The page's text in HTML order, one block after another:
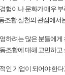
험이나 문화가 매우
조합 실천의 관점에서
하려는 많은 분들에
조합에 대해 고민하
인 기업이 되어야 한